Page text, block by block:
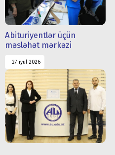
Abituriyentlər üçün
məsləhət mərkəzi
27 iyul 2026